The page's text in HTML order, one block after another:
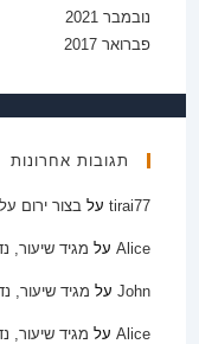
נובמבר 2021
פברואר 2017
תגובות אחרונות
tirai77 עלבצור ירום
Alice על מגיד שיעור,
John על מגיד שיעור,
Alice על מגיד שיעור,